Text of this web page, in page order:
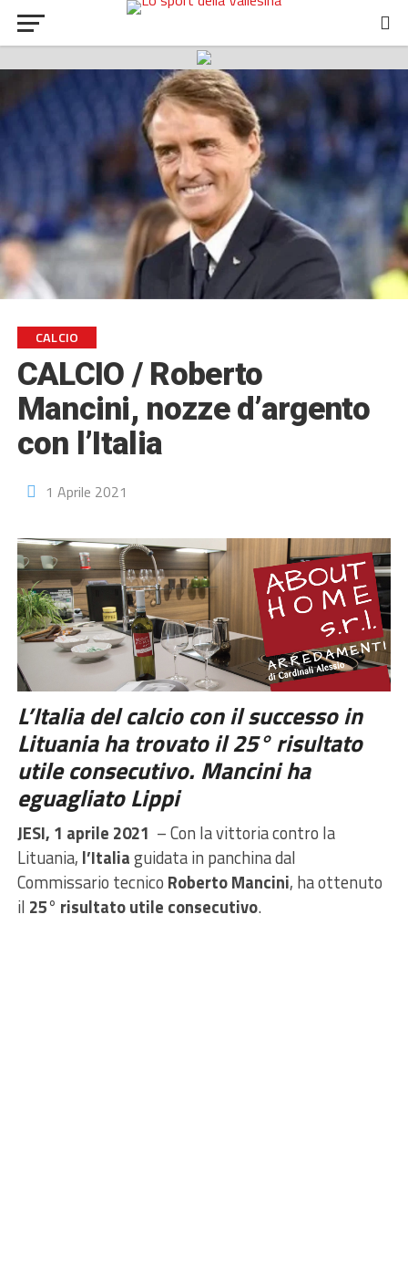
CALCIO
CALCIO / Roberto
Mancini, nozze d’argento
con l’Italia
1 Aprile 2021
L’Italia del calcio con il successo in
Lituania ha trovato il 25° risultato
utile consecutivo. Mancini ha
eguagliato Lippi
JESI, 1 aprile 2021 – Con la vittoria contro la
Lituania, l’Italiaguidata in panchina dal
Commissario tecnico Roberto Mancini, ha ottenuto
il 25° risultato utile consecutivo.